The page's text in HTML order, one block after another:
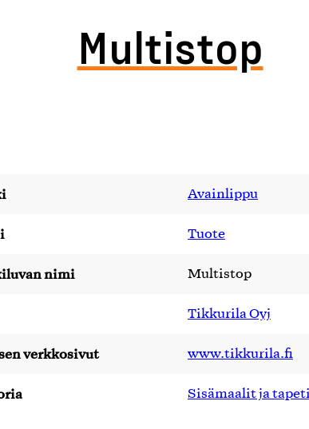
Multistop
Avainlippu
Tuote
nimi Multistop
Tikkurila Oyj
verkkosivut www.tikkurila.fi
Sisämaalit ja